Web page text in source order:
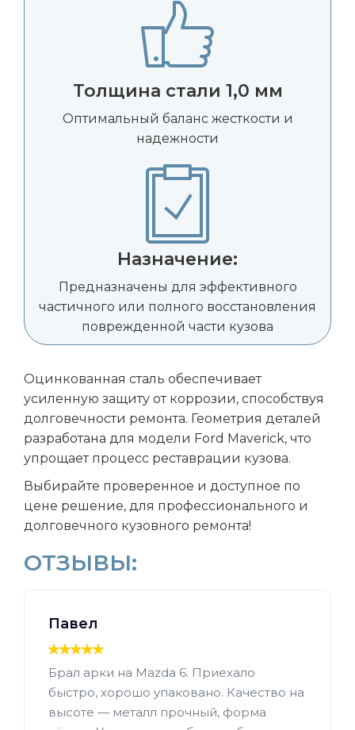
Толщина стали 1,0 мм
Оптимальный баланс жесткости и
надежности
Назначение:
Предназначены для эффективного
частичного или полного восстановления
поврежденной части кузова
Оцинкованная сталь обеспечивает
усиленную защиту от коррозии, способствуя
долговечности ремонта. Геометрия деталей
разработана для модели Ford Maverick, что
упрощает процесс реставрации кузова.
Выбирайте проверенное и доступное по
цене решение, для профессионального и
долговечного кузовного ремонта!
ОТЗЫВЫ:
Павел
Брал арки на Mazda 6. Приехало
быстро, хорошо упаковано. Качество на
высоте — металл прочный, форма